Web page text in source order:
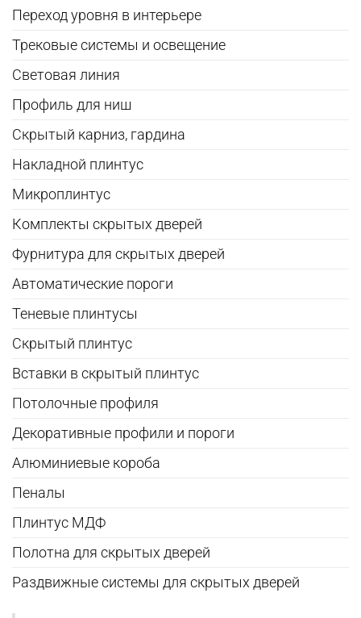
Переход уровня в интерьере
Трековые системы и освещение
Световая линия
Профиль для ниш
Скрытый карниз, гардина
Накладной плинтус
Микроплинтус
Комплекты скрытых дверей
Фурнитура для скрытых дверей
Автоматические пороги
Теневые плинтусы
Скрытый плинтус
Вставки в скрытый плинтус
Потолочные профиля
Декоративные профили и пороги
Алюминиевые короба
Пеналы
Плинтус МДФ
Полотна для скрытых дверей
Раздвижные системы для скрытых дверей